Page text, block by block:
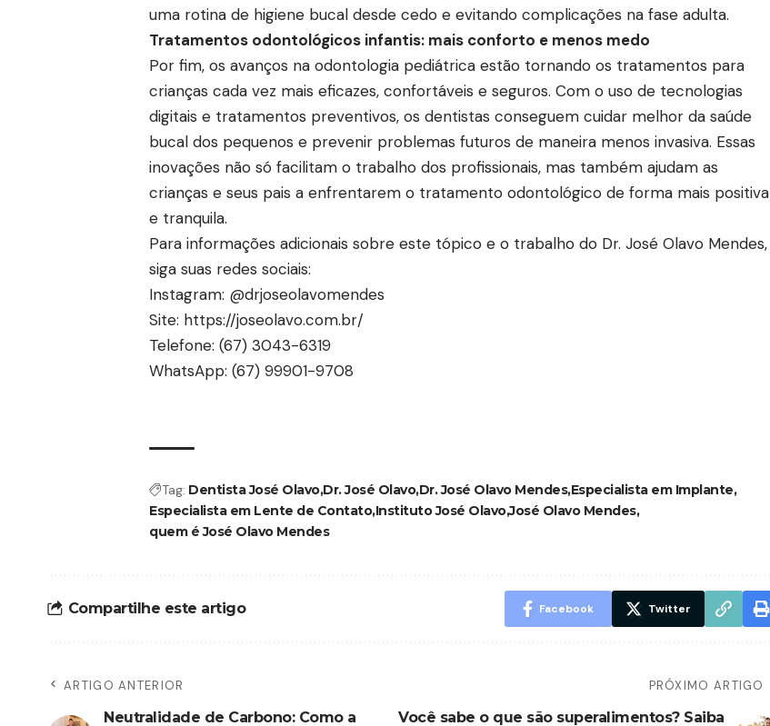
uma rotina de higiene bucal desde cedo e evitando complicações na fase adulta.
Tratamentos odontológicos infantis: mais conforto e menos medo
Por fim, os avanços na odontologia pediátrica estão tornando os tratamentos para
crianças cada vez mais eficazes, confortáveis e seguros. Com o uso de tecnologias
digitais e tratamentos preventivos, os dentistas conseguem cuidar melhor da saúde
bucal dos pequenos e prevenir problemas futuros de maneira menos invasiva. Essas
inovações não só facilitam o trabalho dos profissionais, mas também ajudam as
crianças e seus pais a enfrentarem o tratamento odontológico de forma mais positiva
e tranquila.
Para informações adicionais sobre este tópico e o trabalho do Dr. José Olavo Mendes,
siga suas redes sociais:
Instagram: @drjoseolavomendes
Site: https://joseolavo.com.br/
Telefone: (67) 3043-6319
WhatsApp: (67) 99901-9708
Tag: Dentista José OlavoDr. José OlavoDr. José Olavo MendesEspecialista em Implante
Especialista em Lente de ContatoInstituto José OlavoJosé Olavo Mendes
quem é José Olavo Mendes
Compartilhe este artigo Facebook Twitter
ARTIGO ANTERIOR
Neutralidade de Carbono: Como a
PRÓXIMO ARTIGO
Você sabe o que são superalimentos? Saiba